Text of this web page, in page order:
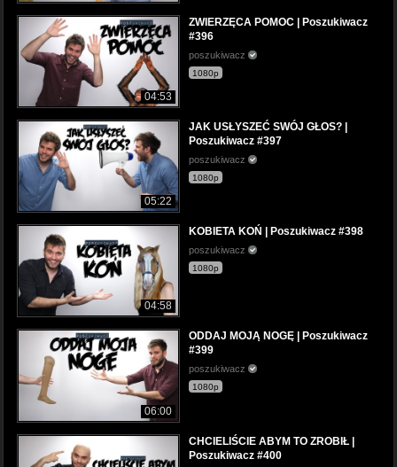
04:53
ZWIERZĘCA POMOC | Poszukiwacz
#396
poszukiwacz
1080p
05:22
JAK USŁYSZEĆ SWÓJ GŁOS? |
Poszukiwacz #397
poszukiwacz
1080p
04:58
KOBIETA KOŃ | Poszukiwacz #398
poszukiwacz
1080p
06:00
ODDAJ MOJĄ NOGĘ | Poszukiwacz
#399
poszukiwacz
1080p
CHCIELIŚCIE ABYM TO ZROBIŁ |
Poszukiwacz #400